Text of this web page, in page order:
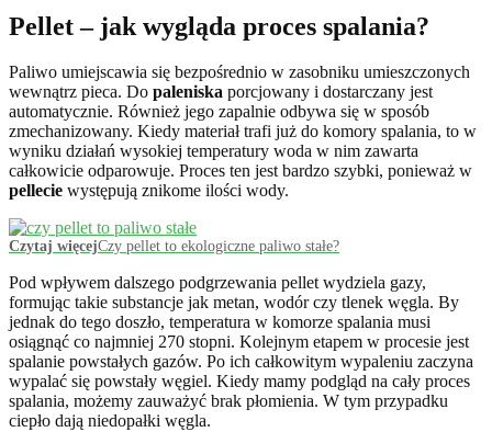
Pellet – jak wygląda proces spalania?
Paliwo umiejscawia się bezpośrednio w zasobniku umieszczonych
wewnątrz pieca. Do paleniska porcjowany i dostarczany jest
automatycznie. Również jego zapalnie odbywa się w sposób
zmechanizowany. Kiedy materiał trafi już do komory spalania, to w
wyniku działań wysokiej temperatury woda w nim zawarta
całkowicie odparowuje. Proces ten jest bardzo szybki, ponieważ w
pellecie występują znikome ilości wody.
Czytaj więcejCzy pellet to ekologiczne paliwo stałe?
Pod wpływem dalszego podgrzewania pellet wydziela gazy,
formując takie substancje jak metan, wodór czy tlenek węgla. By
jednak do tego doszło, temperatura w komorze spalania musi
osiągnąć co najmniej 270 stopni. Kolejnym etapem w procesie jest
spalanie powstałych gazów. Po ich całkowitym wypaleniu zaczyna
wypalać się powstały węgiel. Kiedy mamy podgląd na cały proces
spalania, możemy zauważyć brak płomienia. W tym przypadku
ciepło dają niedopałki węgla.